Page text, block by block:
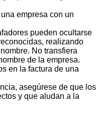
empresa con un
pueden ocultarse
realizando
No transfiera
de la empresa.
en la factura de una
asegúrese de que los
y que aludan a la